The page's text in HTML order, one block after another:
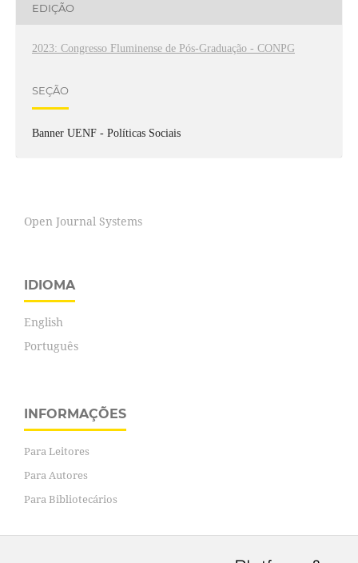
EDIÇÃO
2023: Congresso Fluminense de Pós-Graduação - CONPG
SEÇÃO
Banner UENF - Políticas Sociais
Open Journal Systems
IDIOMA
English
Português
INFORMAÇÕES
Para Leitores
Para Autores
Para Bibliotecários